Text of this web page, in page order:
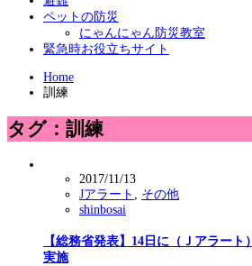
ペットの防災
にゃんにゃん防災教室
緊急時お役立ちサイト
Home
訓練
タグ：訓練
2017/11/13
Jアラート
その他
shinbosai
【総務省発表】14日に（Ｊアラー
実施